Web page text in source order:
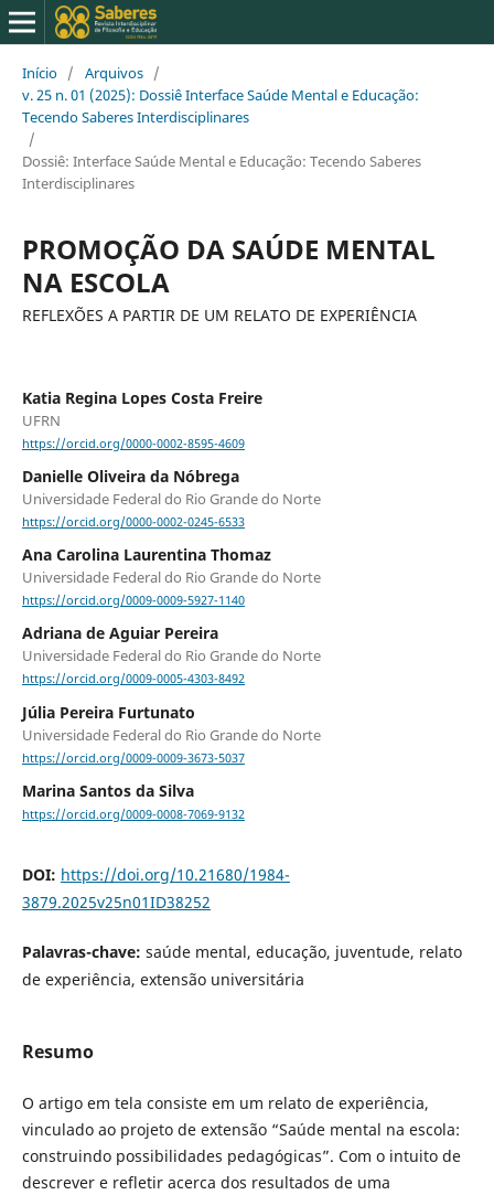
Início / Arquivos /
v. 25 n. 01 (2025): Dossiê Interface Saúde Mental e Educação:
Tecendo Saberes Interdisciplinares
/
Dossiê: Interface Saúde Mental e Educação: Tecendo Saberes
Interdisciplinares
PROMOÇÃO DA SAÚDE MENTAL
NA ESCOLA
REFLEXÕES A PARTIR DE UM RELATO DE EXPERIÊNCIA
Katia Regina Lopes Costa Freire
UFRN
https://orcid.org/0000-0002-8595-4609
Danielle Oliveira da Nóbrega
Universidade Federal do Rio Grande do Norte
https://orcid.org/0000-0002-0245-6533
Ana Carolina Laurentina Thomaz
Universidade Federal do Rio Grande do Norte
https://orcid.org/0009-0009-5927-1140
Adriana de Aguiar Pereira
Universidade Federal do Rio Grande do Norte
https://orcid.org/0009-0005-4303-8492
Júlia Pereira Furtunato
Universidade Federal do Rio Grande do Norte
https://orcid.org/0009-0009-3673-5037
Marina Santos da Silva
https://orcid.org/0009-0008-7069-9132
DOI: https://doi.org/10.21680/1984-
3879.2025v25n01ID38252
Palavras-chave: saúde mental, educação, juventude, relato
de experiência, extensão universitária
Resumo
O artigo em tela consiste em um relato de experiência,
vinculado ao projeto de extensão “Saúde mental na escola:
construindo possibilidades pedagógicas”. Com o intuito de
descrever e refletir acerca dos resultados de uma